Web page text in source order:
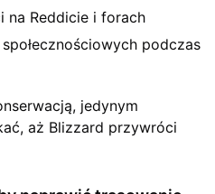
na Reddicie i forach
podczas
jedynym
aż Blizzard przywróci